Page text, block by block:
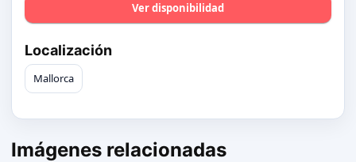
Ver disponibilidad
Localización
Mallorca
Imágenes relacionadas